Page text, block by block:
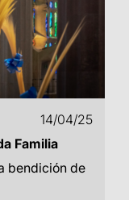
14/04/25
Familia
bendición de